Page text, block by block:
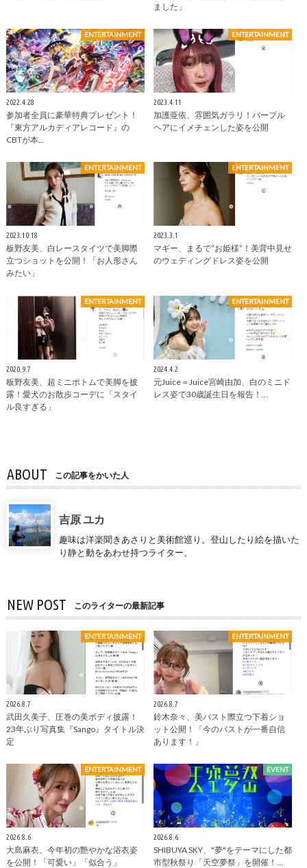
ました」
ENTERTAINMENT
2022.4.28
参加者全員に豪華特典プレゼント！
『東方アルカディアレコード』の
CBTが本…
ENTERTAINMENT
2023.4.11
加護亜依、雰囲気ガラリ！パープル
ヘアにイメチェンした姿を公開
ENTERTAINMENT
2023.10.18
板野友美、白レースタイツで美脚際
立つショットを公開！「お人形さん
みたい」
ENTERTAINMENT
2023.3.1
マギー、まるで“お姫様”！美背中見せ
のウェディングドレス姿を公開
ENTERTAINMENT
2020.9.7
板野友美、超ミニボトムで美脚を披
露！愛犬のお散歩コーデに「スタイ
ル良すぎる」
ENTERTAINMENT
2024.4.2
元Juice＝Juice宮崎由加、白のミニド
レス姿で30歳誕生日を報告！…
ABOUT この記事をかいた人
吉原 ユカ
趣味は洋楽聞きあさりと美術館巡り。登山したり絵を描いた
り静と動をあわせ持つライター。
NEW POST このライターの最新記事
ENTERTAINMENT
2026.8.7
武田久美子、圧巻の美ボディ披露！
23年ぶり写真集『Sango』タイトル決
定
ENTERTAINMENT
2026.8.7
鈴木奈々、美バスト際立つ下着ショ
ット公開！「今のバストが一番自信
あります！」
ENTERTAINMENT
2026.8.6
大島麻衣、今年初の艶やかな浴衣姿
を公開！「可愛い」「似合う」
EVENT
2026.8.6
SHIBUYA SKY、"夢"をテーマにした都
市型秋祭り「天空夢祭」を開催！…